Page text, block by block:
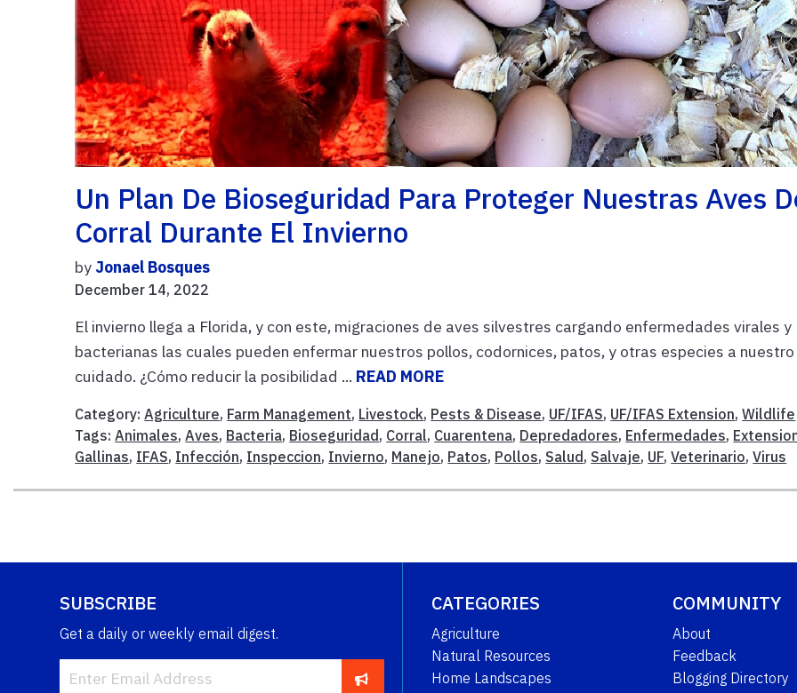
Un Plan De Bioseguridad Para Proteger Nuestras Aves
Corral Durante El Invierno
by Jonael Bosques
December 14, 2022
El invierno llega a Florida, y con este, migraciones de aves silvestres cargando enfermedades virales y
bacterianas las cuales pueden enfermar nuestros pollos, codornices, patos, y otras especies a nuestro
cuidado. ¿Cómo reducir la posibilidad ... READ MORE
Category:Agriculture, Farm Management, Livestock, Pests & Disease, UF/IFAS, UF/IFAS Extension,Wildlife
Tags:Animales,Aves, Bacteria, Bioseguridad , Corral, Cuarentena, Depredadores, Enfermedades,
Gallinas, IFAS, Infección, Inspeccion, Invierno, Manejo, Patos, Pollos, Salud , Salvaje, UF,Veterinario,Virus
SUBSCRIBE
Get a daily or weekly email digest.
CATEGORIES
Agriculture
Natural Resources
Home Landscapes
COMMUNITY
About
Feedback
Blogging Directory